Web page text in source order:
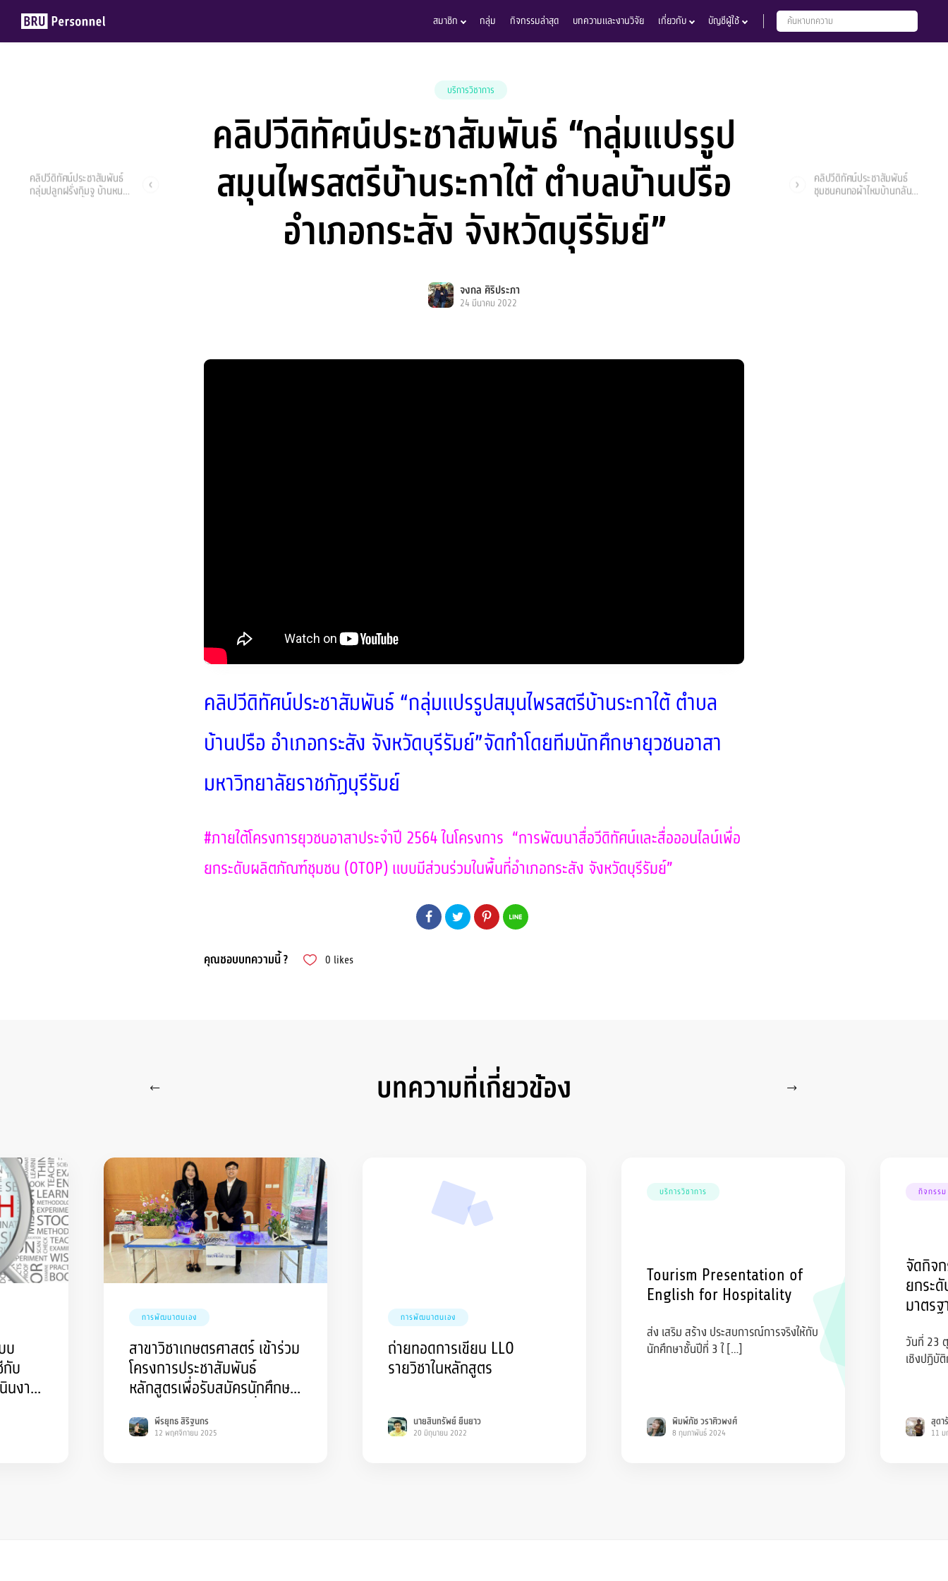
สมาชิก กลุ่ม กิจกรรมล่าสุด บทความและงานวิจัย เกี่ยวกับ บัญชีผู้ใช้
บริการวิชาการ
คลิปวีดิทัศน์ประชาสัมพันธ์ “กลุ่มแปรรูป
สมุนไพรสตรีบ้านระกาใต้ ตำบลบ้านปรือ
อำเภอกระสัง จังหวัดบุรีรัมย์”
จงกล ศิริประภา
24 มีนาคม 2022
คลิปวีดิทัศน์ประชาสัมพันธ์ “กลุ่มแปรรูปสมุนไพรสตรีบ้านระกาใต้ ตำบล
บ้านปรือ อำเภอกระสัง จังหวัดบุรีรัมย์”จัดทำโดยทีมนักศึกษายุวชนอาสา
มหาวิทยาลัยราชภัฏบุรีรัมย์
#ภายใต้โครงการยุวชนอาสาประจำปี 2564 ในโครงการ “การพัฒนาสื่อวีดิทัศน์และสื่อออนไลน์เพื่อ
ยกระดับผลิตภัณฑ์ชุมชน (OTOP) แบบมีส่วนร่วมในพื้นที่อำเภอกระสัง จังหวัดบุรีรัมย์”
คุณชอบบทความนี้ ? 0 likes
คลิปวีดิทัศน์ประชาสัมพันธ์
กลุ่มปลูกฝรั่งกิมจู บ้านหนอง
คลิปวีดิทัศน์ประชาสัมพันธ์
ชุมชนคนทอผ้าไหมบ้านกลัน
บทความที่เกี่ยวข้อง
บ
บ
นงาน
การพัฒนาตนเอง
สาขาวิชาเกษตรศาสตร์ เข้าร่วม
โครงการประชาสัมพันธ์
หลักสูตรเพื่อรับสมัครนักศึกษา
ประจำปีการศึกษา 2569
พีรยุทธ สิริฐนกร
12 พฤศจิกายน 2025
การพัฒนาตนเอง
ถ่ายทอดการเขียน LLO
รายวิชาในหลักสูตร
นายสินทรัพย์ ยืนยาว
20 มิถุนายน 2022
บริการวิชาการ
Tourism Presentation of
English for Hospitality
ส่ง เสริม สร้าง ประสบการณ์การจริงให้กับ
นักศึกษาชั้นปีที่ 3 ใ […]
พิมพ์ภัช วราศิวพงศ์
8 กุมภาพันธ์ 2024
กิจกรรม
จัดกิจ
ยกระ
มาตรฐ
วันที่ 23
เชิงปฏิบั
สุดา
11 ม